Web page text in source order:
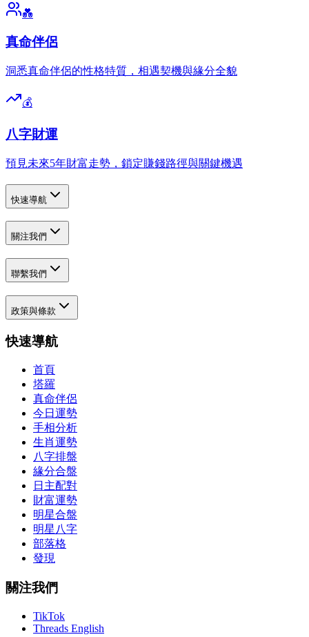
💑
真命伴侶
洞悉真命伴侶的性格特質，相遇契機與緣分全貌
💰
八字財運
預見未來5年財富走勢，鎖定賺錢路徑與關鍵機遇
快速導航
關注我們
聯繫我們
政策與條款
快速導航
首頁
塔羅
真命伴侶
今日運勢
手相分析
生肖運勢
八字排盤
緣分合盤
日主配對
財富運勢
明星合盤
明星八字
部落格
發現
關注我們
TikTok
Threads English